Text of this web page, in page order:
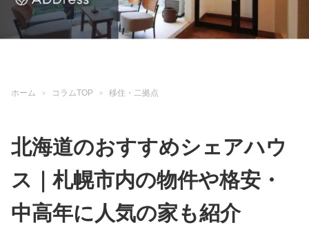
ホーム コラムTOP 移住・二拠点
北海道のおすすめシェアハウ
ス｜札幌市内の物件や格安・
中高年に人気の家も紹介